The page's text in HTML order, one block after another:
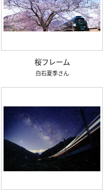
桜フレーム
白石夏季